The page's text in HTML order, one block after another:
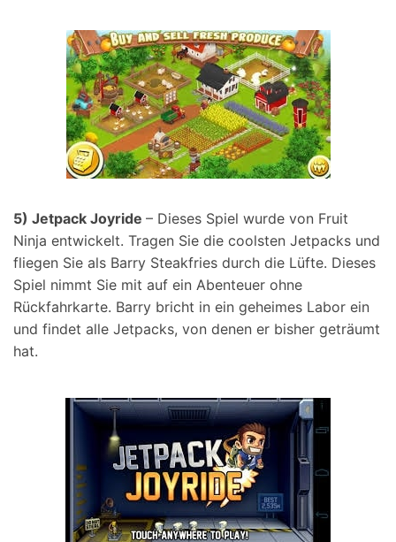
5) Jetpack Joyride – Dieses Spiel wurde von Fruit
Ninja entwickelt. Tragen Sie die coolsten Jetpacks und
fliegen Sie als Barry Steakfries durch die Lüfte. Dieses
Spiel nimmt Sie mit auf ein Abenteuer ohne
Rückfahrkarte. Barry bricht in ein geheimes Labor ein
und findet alle Jetpacks, von denen er bisher geträumt
hat.